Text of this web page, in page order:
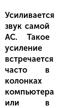
Усиливается
звук самой
АС. Такое
усиление
встречается
часто в
колонках
компьютера
или в